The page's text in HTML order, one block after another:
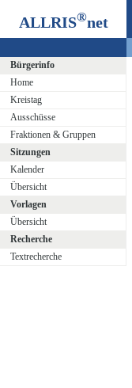
ALLRIS®net
Bürgerinfo
Home
Kreistag
Ausschüsse
Fraktionen & Gruppen
Sitzungen
Kalender
Übersicht
Vorlagen
Übersicht
Recherche
Textrecherche